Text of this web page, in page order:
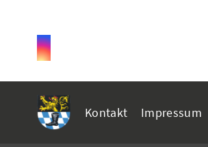
Kontakt Impressum